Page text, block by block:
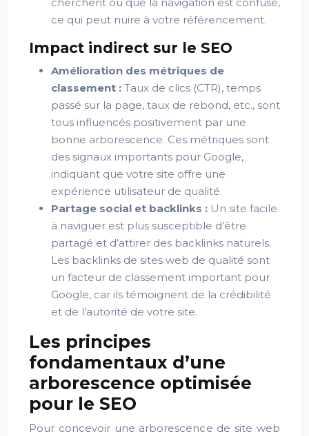
ce qui peut nuire à votre référencement.
Impact indirect sur le SEO
Amélioration des métriques de
classement : Taux de clics (CTR), temps
passé sur la page, taux de rebond, etc., sont
tous influencés positivement par une
bonne arborescence. Ces métriques sont
des signaux importants pour Google,
indiquant que votre site offre une
expérience utilisateur de qualité.
Partage social et backlinks : Un site facile
à naviguer est plus susceptible d’être
partagé et d’attirer des backlinks naturels.
Les backlinks de sites web de qualité sont
un facteur de classement important pour
Google, car ils témoignent de la crédibilité
et de l’autorité de votre site.
Les principes
fondamentaux d’une
arborescence optimisée
pour le SEO
Pour concevoir une arborescence de site web